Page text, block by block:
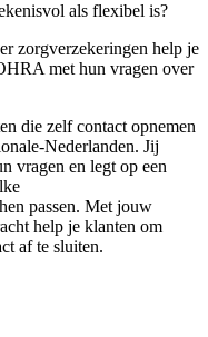
als flexibel is?
zorgverzekeringen help je
met hun vragen over
die zelf contact opnemen
Nederlanden. Jij
vragen en legt op een
passen. Met jouw
help je klanten om
af te sluiten.